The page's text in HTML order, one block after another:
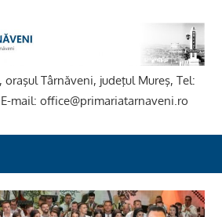
oraşul Târnăveni, judeţul Mureş, Tel:
mail: office@primariatarnaveni.ro